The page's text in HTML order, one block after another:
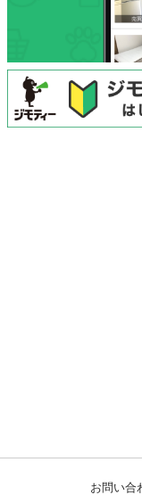
お問い合